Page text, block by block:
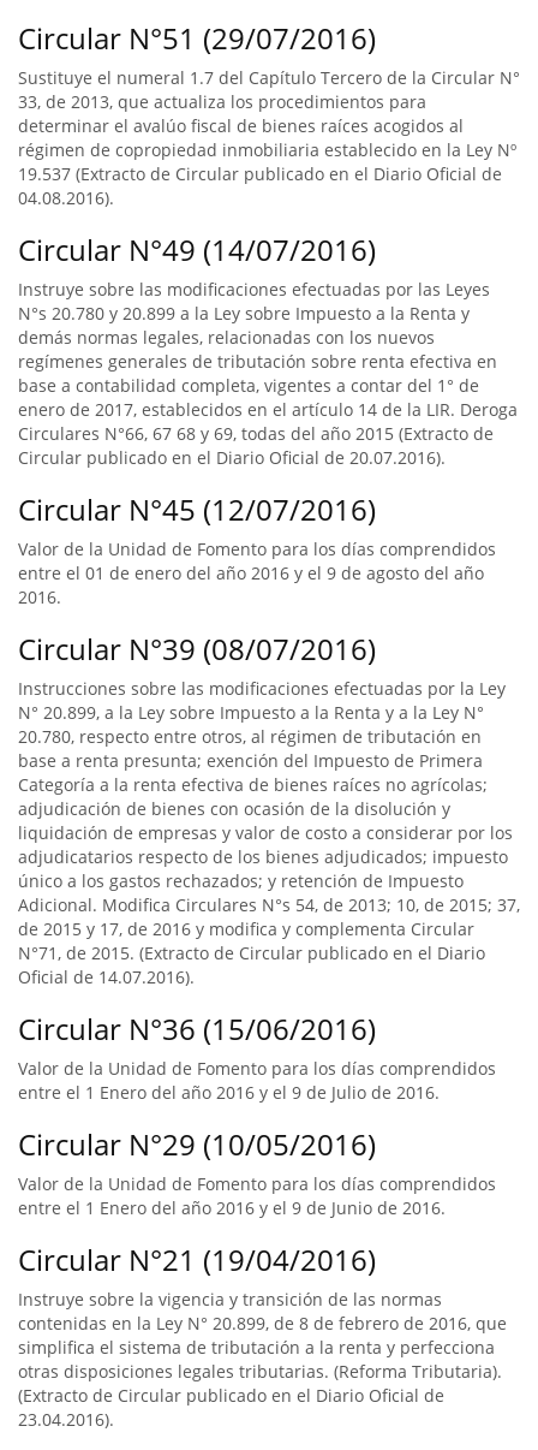
Circular N°51 (29/07/2016)
Sustituye el numeral 1.7 del Capítulo Tercero de la Circular N°
33, de 2013, que actualiza los procedimientos para
determinar el avalúo fiscal de bienes raíces acogidos al
régimen de copropiedad inmobiliaria establecido en la Ley Nº
19.537 (Extracto de Circular publicado en el Diario Oficial de
04.08.2016).
Circular N°49 (14/07/2016)
Instruye sobre las modificaciones efectuadas por las Leyes
N°s 20.780 y 20.899 a la Ley sobre Impuesto a la Renta y
demás normas legales, relacionadas con los nuevos
regímenes generales de tributación sobre renta efectiva en
base a contabilidad completa, vigentes a contar del 1° de
enero de 2017, establecidos en el artículo 14 de la LIR. Deroga
Circulares N°66, 67 68 y 69, todas del año 2015 (Extracto de
Circular publicado en el Diario Oficial de 20.07.2016).
Circular N°45 (12/07/2016)
Valor de la Unidad de Fomento para los días comprendidos
entre el 01 de enero del año 2016 y el 9 de agosto del año
2016.
Circular N°39 (08/07/2016)
Instrucciones sobre las modificaciones efectuadas por la Ley
N° 20.899, a la Ley sobre Impuesto a la Renta y a la Ley N°
20.780, respecto entre otros, al régimen de tributación en
base a renta presunta; exención del Impuesto de Primera
Categoría a la renta efectiva de bienes raíces no agrícolas;
adjudicación de bienes con ocasión de la disolución y
liquidación de empresas y valor de costo a considerar por los
adjudicatarios respecto de los bienes adjudicados; impuesto
único a los gastos rechazados; y retención de Impuesto
Adicional. Modifica Circulares N°s 54, de 2013; 10, de 2015; 37,
de 2015 y 17, de 2016 y modifica y complementa Circular
N°71, de 2015. (Extracto de Circular publicado en el Diario
Oficial de 14.07.2016).
Circular N°36 (15/06/2016)
Valor de la Unidad de Fomento para los días comprendidos
entre el 1 Enero del año 2016 y el 9 de Julio de 2016.
Circular N°29 (10/05/2016)
Valor de la Unidad de Fomento para los días comprendidos
entre el 1 Enero del año 2016 y el 9 de Junio de 2016.
Circular N°21 (19/04/2016)
Instruye sobre la vigencia y transición de las normas
contenidas en la Ley N° 20.899, de 8 de febrero de 2016, que
simplifica el sistema de tributación a la renta y perfecciona
otras disposiciones legales tributarias. (Reforma Tributaria).
(Extracto de Circular publicado en el Diario Oficial de
23.04.2016).